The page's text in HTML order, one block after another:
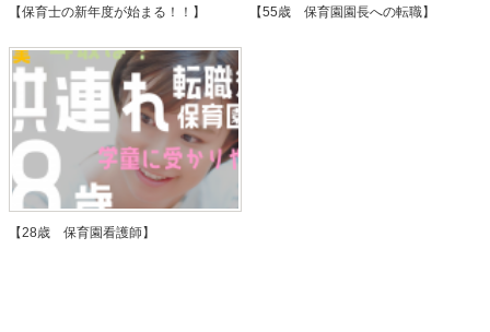
【保育士の新年度が始まる！！】 【55歳 保育園園長への転職】
【28歳 保育園看護師】